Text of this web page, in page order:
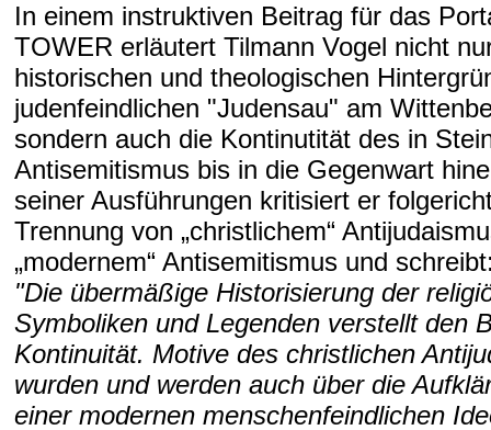
In einem instruktiven Beitrag für das
TOWER erläutert Tilmann Vogel nicht
historischen und theologischen
judenfeindlichen "Judensau" am
sondern auch die Kontinutität des in
Antisemitismus bis in die Gegenwart
seiner Ausführungen kritisiert er
Trennung von „christlichem“
„modernem“ Antisemitismus und
"Die übermäßige Historisierung der
Symboliken und Legenden verstellt den
Kontinuität. Motive des christlichen
wurden und werden auch über die
einer modernen menschenfeindlichen